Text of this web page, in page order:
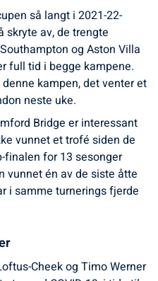
så langt i 2021-22-
av, de trengte
og Aston Villa
full tid i begge kampene.
kampen, det venter et
neste uke.
Bridge er interessant
vunnet et trofé siden de
finalen for 13 sesonger
vunnet én av de siste åtte
i samme turnerings fjerde
Cheek og Timo Werner